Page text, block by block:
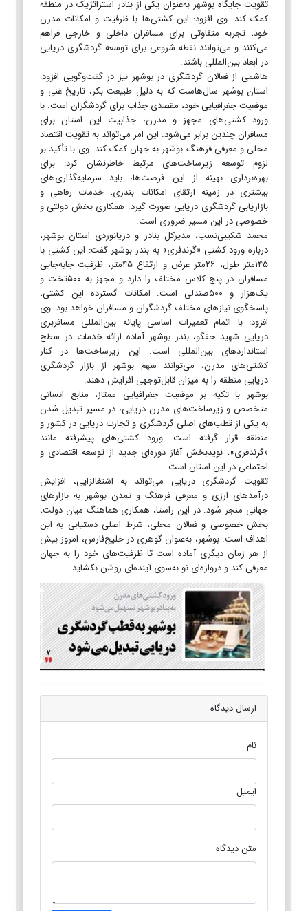
تقویت جایگاه بوشهر به‌عنوان یکی از بنادر استراتژیک در منطقه
کمک کند. وی افزود: این کشتی‌ها با ظرفیت و امکانات مدرن
خود، تجربه متفاوتی برای مسافران داخلی و خارجی فراهم
می‌کنند و می‌توانند نقطه شروعی برای توسعه گردشگری دریایی
در ابعاد بین‌المللی باشند.
هاشمی از فعالان گردشگری در بوشهر نیز در گفت‌وگویی افزود:
استان بوشهر سال‌هاست که به دلیل طبیعت بکر، تاریخ غنی و
موقعیت جغرافیایی خود، مقصدی جذاب برای گردشگران است. با
ورود کشتی‌های مجهز و مدرن، جذابیت این استان برای
مسافران چندین برابر می‌شود. این امر می‌تواند به تقویت اقتصاد
محلی و معرفی فرهنگ بوشهر به جهان کمک کند. وی با تأکید بر
لزوم توسعه زیرساخت‌های مرتبط خاطرنشان کرد: برای
بهره‌برداری بهینه از این فرصت‌ها، باید سرمایه‌گذاری‌های
بیشتری در زمینه ارتقای امکانات بندری، خدمات رفاهی و
بازاریابی گردشگری دریایی صورت گیرد. همکاری بخش دولتی و
خصوصی در این مسیر ضروری است.
محمد شکیبی‌نسب، مدیرکل بنادر و دریانوردی استان بوشهر،
درباره ورود کشتی «گرندفری» به بندر بوشهر گفت: این کشتی با
۱۴۵متر طول، ۲۶متر عرض و ارتفاع ۴۵متر، ظرفیت جابه‌جایی
مسافران در پنج کلاس مختلف را دارد و مجهز به ۵۰۰تخت و
یک‌هزار و ۵۰۰صندلی است. امکانات گسترده این کشتی،
پاسخگوی نیازهای مختلف گردشگران و مسافران خواهد بود. وی
افزود: با اتمام تعمیرات اساسی پایانه بین‌المللی مسافربری
دریایی شهید حقگو، بندر بوشهر آماده ارائه خدمات در سطح
استانداردهای بین‌المللی است. این زیرساخت‌ها در کنار
کشتی‌های مدرن، می‌توانند سهم بوشهر از بازار گردشگری
دریایی منطقه را به میزان قابل‌توجهی افزایش دهند.
بوشهر با تکیه بر موقعیت جغرافیایی ممتاز، منابع انسانی
متخصص و زیرساخت‌های مدرن دریایی، در مسیر تبدیل شدن
به یکی از قطب‌های اصلی گردشگری و تجارت دریایی در کشور و
منطقه قرار گرفته است. ورود کشتی‌های پیشرفته مانند
«گرندفری»، نویدبخش آغاز دوره‌ای جدید از توسعه اقتصادی و
اجتماعی در این استان است.
تقویت گردشگری دریایی می‌تواند به اشتغالزایی، افزایش
درآمدهای ارزی و معرفی فرهنگ و تمدن بوشهر به بازارهای
جهانی منجر شود. در این راستا، همکاری هماهنگ میان دولت،
بخش خصوصی و فعالان محلی، شرط اصلی دستیابی به این
اهداف است. بوشهر، به‌عنوان گوهری در خلیج‌فارس، امروز بیش
از هر زمان دیگری آماده است تا ظرفیت‌های خود را به جهان
معرفی کند و دروازه‌ای نو به‌سوی آینده‌ای روشن بگشاید.
ارسال دیدگاه
نام
ایمیل
متن دیدگاه